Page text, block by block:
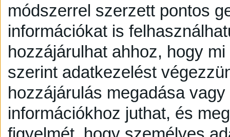
módszerrel szerzett pontos
információkat is
hozzájárulhat ahhoz, hogy
szerint adatkezelést
hozzájárulás megadása
információkhoz juthat, és